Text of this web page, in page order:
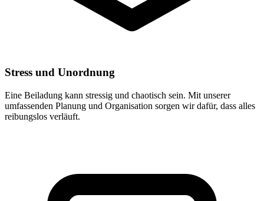
Stress und Unordnung
Eine Beiladung kann stressig und chaotisch sein. Mit unserer
umfassenden Planung und Organisation sorgen wir dafür, dass alles
reibungslos verläuft.